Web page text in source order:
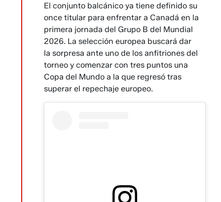
El conjunto balcánico ya tiene definido su
once titular para enfrentar a Canadá en la
primera jornada del Grupo B del Mundial
2026. La selección europea buscará dar
la sorpresa ante uno de los anfitriones del
torneo y comenzar con tres puntos una
Copa del Mundo a la que regresó tras
superar el repechaje europeo.